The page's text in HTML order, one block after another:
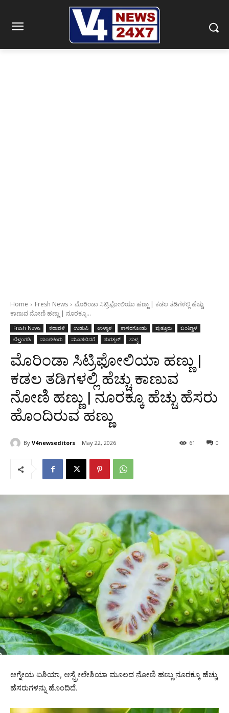
Home Fresh News
ಮೊರಿಂಡಾ ಸಿಟ್ರಿಫೋಲಿಯಾ ಹಣ್ಣು | ಕಡಲ ತಡಿಗಳಲ್ಲಿ ಹೆಚ್ಚು
ಕಾಣುವ ನೋಣಿ ಹಣ್ಣು | ನೂರಕ್ಕೂ...
Fresh News ಕರಾವಳಿ ಉಡುಪಿ ಉಳ್ಳಾಳ ಕಾಸರಗೋಡು ಪುತ್ತೂರು
ಬಂಟ್ವಾಳ
ಬೆಳ್ತಂಗಡಿ
ಮಂಗಳೂರು ಮೂಡಬಿದರೆ ಸುರತ್ಕಲ್ ಸುಳ್ಯ
ಮೊರಿಂಡಾ ಸಿಟ್ರಿಫೋಲಿಯಾ ಹಣ್ಣು |
ಕಡಲ ತಡಿಗಳಲ್ಲಿ ಹೆಚ್ಚು ಕಾಣುವ
ನೋಣಿ ಹಣ್ಣು | ನೂರಕ್ಕೂ ಹೆಚ್ಚು ಹೆಸರು
ಹೊಂದಿರುವ ಹಣ್ಣು
By V4newseditors May 22, 2026 0
61
ಆಗ್ನೇಯ ಏಶಿಯಾ, ಆಸ್ಟ್ರೇಲೇಶಿಯಾ ಮೂಲದ ನೋಣಿ ಹಣ್ಣು ನೂರಕ್ಕೂ ಹೆಚ್ಚು
ಹೆಸರುಗಳನ್ನು ಹೊಂದಿದೆ.